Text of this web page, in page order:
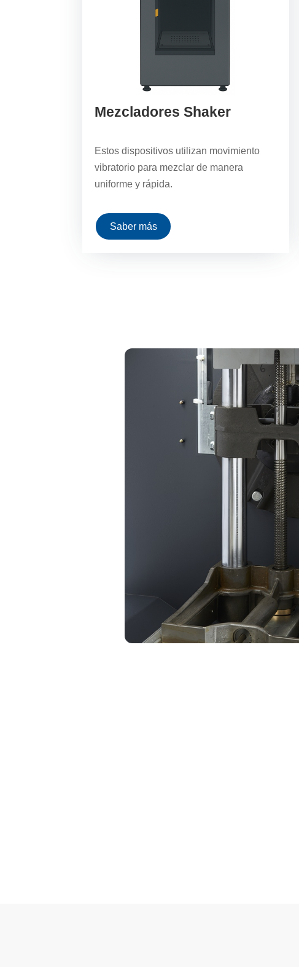
Mezcladores Shaker
Estos dispositivos utilizan movimiento
vibratorio para mezclar de manera
uniforme y rápida.
Saber más